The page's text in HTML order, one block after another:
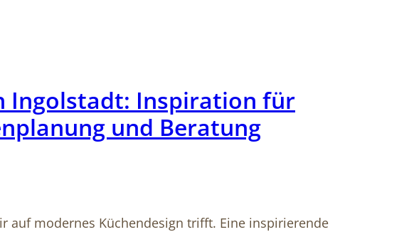
Ingolstadt: Inspiration für
und Beratung
auf modernes Küchendesign trifft. Eine inspirierende